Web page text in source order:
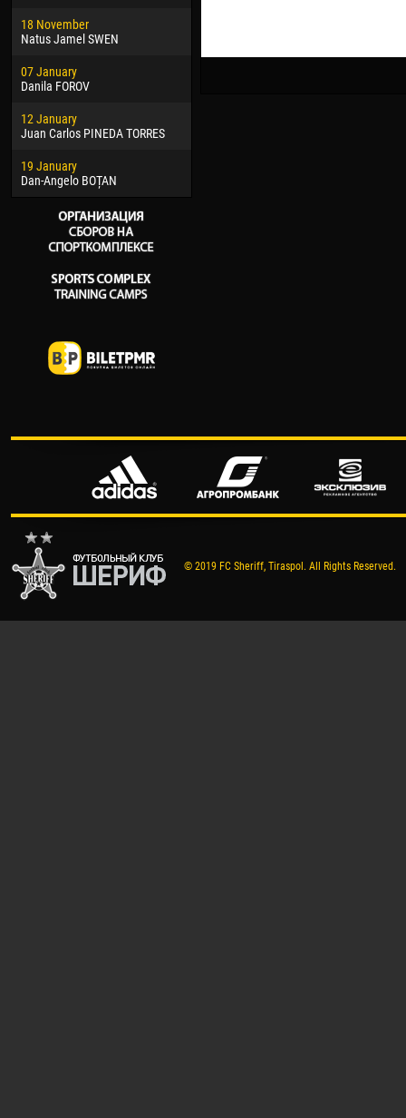
18 November
Natus Jamel SWEN
07 January
Danila FOROV
12 January
Juan Carlos PINEDA TORRES
19 January
Dan-Angelo BOȚAN
22 March
10
© 2019 FC Sheriff, Tiraspol. All Rights Reserved.